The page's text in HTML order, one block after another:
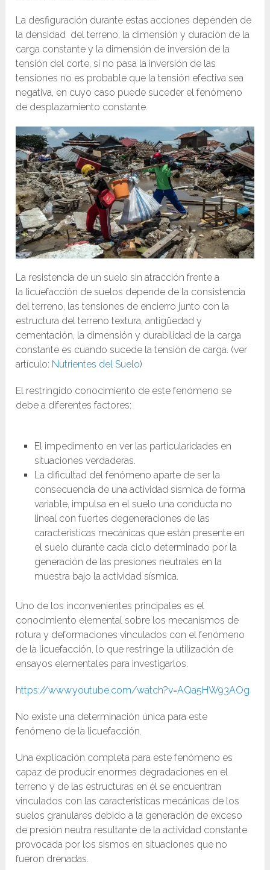
La desfiguración durante estas acciones dependen de
la densidad del terreno, la dimensión y duración de la
carga constante y la dimensión de inversión de la
tensión del corte, si no pasa la inversión de las
tensiones no es probable que la tensión efectiva sea
negativa, en cuyo caso puede suceder el fenómeno
de desplazamiento constante.
La resistencia de un suelo sin atracción frente a
la licuefacción de suelos depende de la consistencia
del terreno, las tensiones de encierro junto con la
estructura del terreno textura, antigüedad y
cementación, la dimensión y durabilidad de la carga
constante es cuando sucede la tensión de carga. (ver
artículo: Nutrientes del Suelo)
El restringido conocimiento de este fenómeno se
debe a diferentes factores:
El impedimento en ver las particularidades en
situaciones verdaderas.
La dificultad del fenómeno aparte de ser la
consecuencia de una actividad sísmica de forma
variable, impulsa en el suelo una conducta no
lineal con fuertes degeneraciones de las
características mecánicas que están presente en
el suelo durante cada ciclo determinado por la
generación de las presiones neutrales en la
muestra bajo la actividad sísmica.
Uno de los inconvenientes principales es el
conocimiento elemental sobre los mecanismos de
rotura y deformaciones vinculados con el fenómeno
de la licuefacción, lo que restringe la utilización de
ensayos elementales para investigarlos.
https://www.youtube.com/watch?v=AQa5HW93AOg
No existe una determinación única para este
fenómeno de la licuefacción.
Una explicación completa para este fenómeno es
capaz de producir enormes degradaciones en el
terreno y de las estructuras en él se encuentran
vinculados con las características mecánicas de los
suelos granulares debido a la generación de exceso
de presión neutra resultante de la actividad constante
provocada por los sismos en situaciones que no
fueron drenadas.